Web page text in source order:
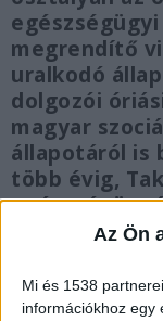
Az Ön
Mi és 1538
információkhoz egy
megrendítő
uralkodó
dolgozói
magyar
állapotáról is
több évig,
vezette.